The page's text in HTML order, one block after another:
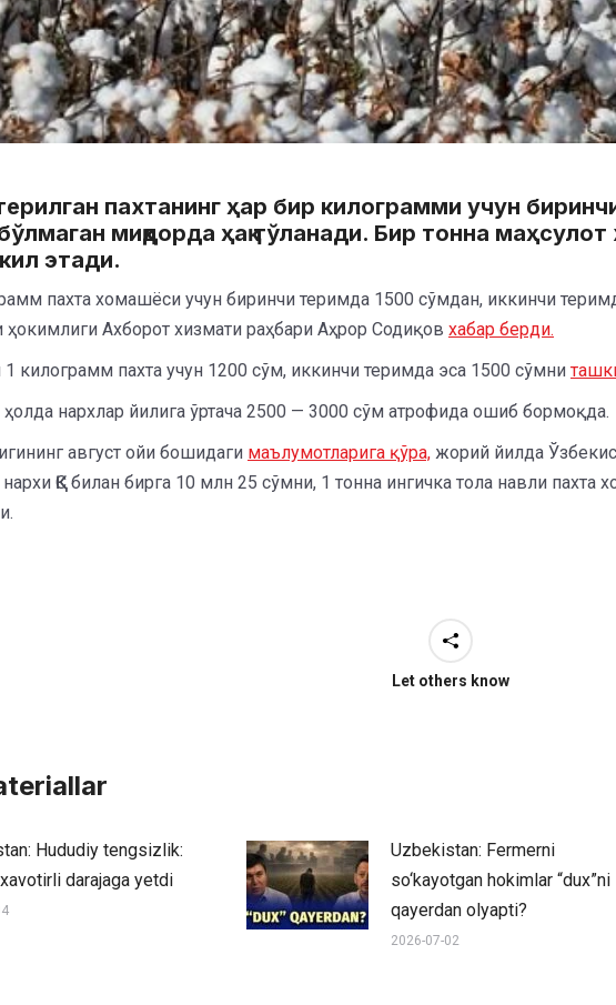
пахтанинг ҳар бир килограмми учун
миқдорда ҳақ тўланади. Бир тонна
этади.
пахта хомашёси учун биринчи теримда 1500 сўмдан, иккинчи
ҳокимлиги Ахборот хизмати раҳбари Аҳрор Содиқов хабар берди.
1 килограмм пахта учун 1200 сўм, иккинчи теримда эса 1500 сўмни
ҳолда нархлар йилига ўртача 2500 — 3000 сўм атрофида ошиб бормоқда.
август ойи бошидаги маълумотларига қўра, жорий йилда
ҚҚС билан бирга 10 млн 25 сўмни, 1 тонна ингичка тола навли пахта
Let others know
Hududiy tengsizlik:
darajaga yetdi
Uzbekistan: Fermerni
so‘kayotgan hokimlar “dux”ni
qayerdan olyapti?
2026-07-02